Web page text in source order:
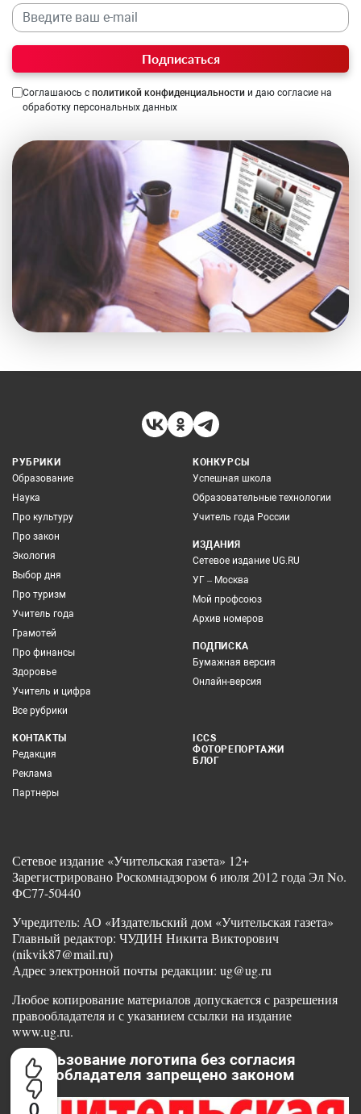
Подписаться
Соглашаюсь с политикой конфиденциальности и даю согласие на
обработку персональных данных
РУБРИКИ
Образование
Наука
Про культуру
Про закон
Экология
Выбор дня
Про туризм
Учитель года
Грамотей
Про финансы
Здоровье
Учитель и цифра
Все рубрики
КОНКУРСЫ
Успешная школа
Образовательные технологии
Учитель года России
ИЗДАНИЯ
Сетевое издание UG.RU
УГ – Москва
Мой профсоюз
Архив номеров
ПОДПИСКА
Бумажная версия
Онлайн-версия
КОНТАКТЫ
Редакция
Реклама
Партнеры
ICCS
ФОТОРЕПОРТАЖИ
БЛОГ
Сетевое издание «Учительская газета» 12+
Зарегистрировано Роскомнадзором 6 июля 2012 года Эл No.
ФС77-50440
Учредитель: АО «Издательский дом «Учительская газета»
Главный редактор: ЧУДИН Никита Викторович
(nikvik87@mail.ru)
Адрес электронной почты редакции: ug@ug.ru
Любое копирование материалов допускается с разрешения
правообладателя и с указанием ссылки на издание
www.ug.ru.
Использование логотипа без согласия
правообладателя запрещено законом